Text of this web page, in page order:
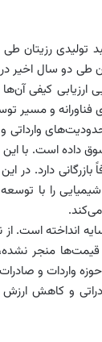
تولیدی رزیتان
طی دو سال اخیر
کیفی
فناورانه و مسیر
وارداتی و
است. با این
دارد. در
را با
است. از
منجر نشده،
واردات و
و کاهش